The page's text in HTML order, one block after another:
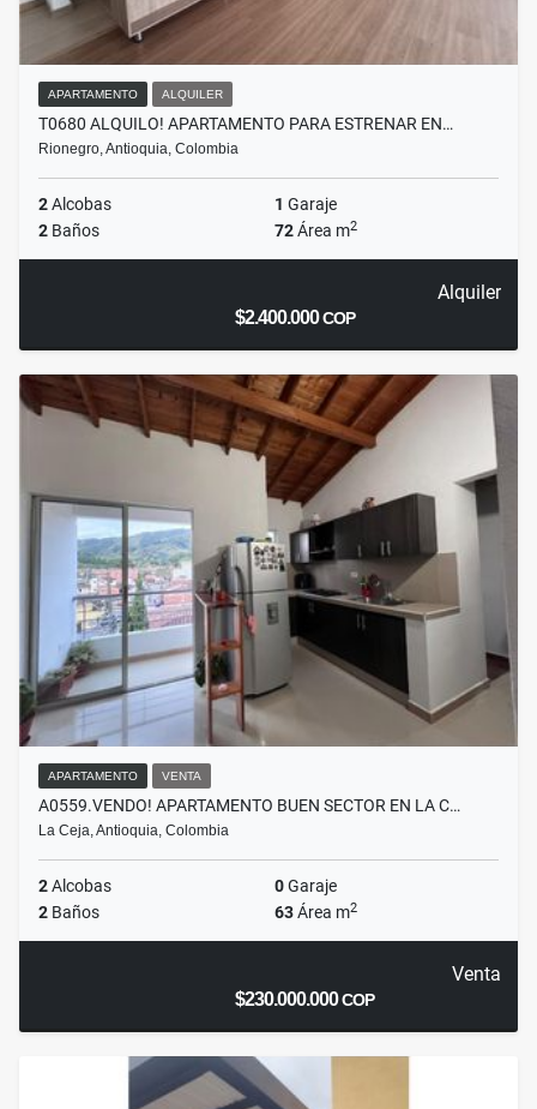
APARTAMENTO ALQUILER
T0680 ALQUILO! APARTAMENTO PARA ESTRENAR EN…
Rionegro, Antioquia, Colombia
2Alcobas 1 Garaje
2 Baños 72Área m2
Alquiler
$2.400.000COP
APARTAMENTO VENTA
A0559.VENDO! APARTAMENTO BUEN SECTOR EN LA C…
La Ceja, Antioquia, Colombia
2Alcobas 0Garaje
2 Baños 63Área m2
Venta
$230.000.000COP